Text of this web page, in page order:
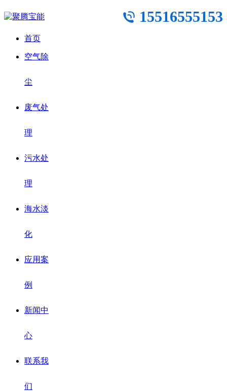
15516555153
首页
空气除
尘
废气处
理
污水处
理
海水淡
化
应用案
例
新闻中
心
联系我
们